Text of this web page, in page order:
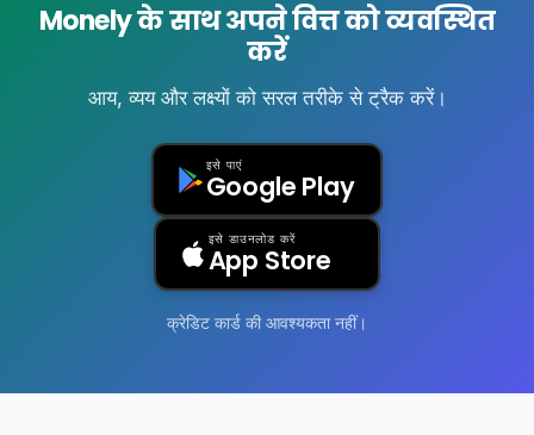
Monely के साथ अपने वित्त को व्यवस्थित
करें
आय, व्यय और लक्ष्यों को सरल तरीके से ट्रैक करें।
इसे पाएं
Google Play
इसे डाउनलोड करें
App Store
क्रेडिट कार्ड की आवश्यकता नहीं।